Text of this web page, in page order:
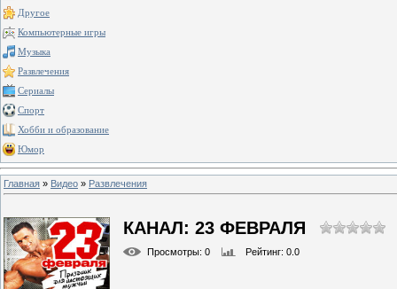
Другое
Компьютерные игры
Музыка
Развлечения
Сериалы
Спорт
Хобби и образование
Юмор
Главная » Видео » Развлечения
КАНАЛ: 23 ФЕВРАЛЯ
Просмотры: 0 Рейтинг: 0.0